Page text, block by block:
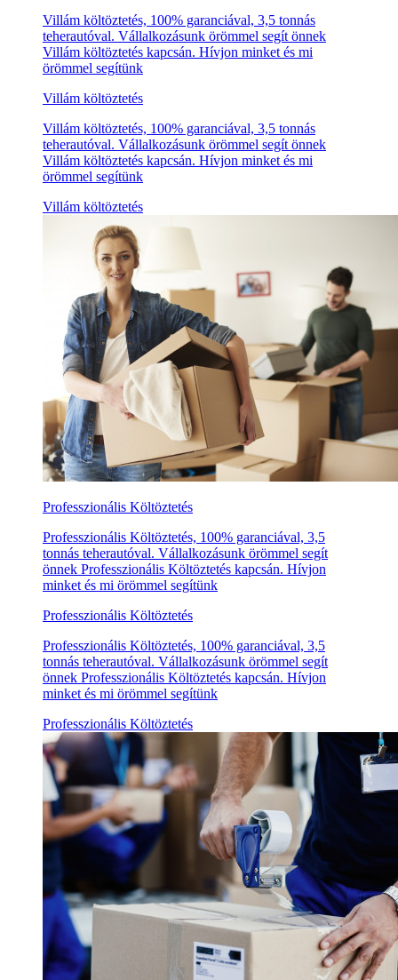
Villám költöztetés, 100% garanciával, 3,5 tonnás
teherautóval. Vállalkozásunk örömmel segít önnek
Villám költöztetés kapcsán. Hívjon minket és mi
örömmel segítünk
Villám költöztetés
Villám költöztetés, 100% garanciával, 3,5 tonnás
teherautóval. Vállalkozásunk örömmel segít önnek
Villám költöztetés kapcsán. Hívjon minket és mi
örömmel segítünk
Villám költöztetés
Professzionális Költöztetés
Professzionális Költöztetés, 100% garanciával, 3,5
tonnás teherautóval. Vállalkozásunk örömmel segít
önnek Professzionális Költöztetés kapcsán. Hívjon
minket és mi örömmel segítünk
Professzionális Költöztetés
Professzionális Költöztetés, 100% garanciával, 3,5
tonnás teherautóval. Vállalkozásunk örömmel segít
önnek Professzionális Költöztetés kapcsán. Hívjon
minket és mi örömmel segítünk
Professzionális Költöztetés